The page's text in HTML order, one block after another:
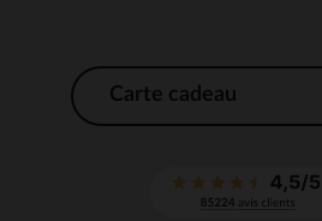
Carte cadeau